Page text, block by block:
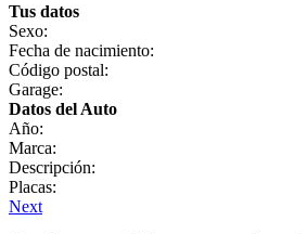
Tus datos
Sexo:
Fecha de nacimiento:
Código postal:
Garage:
Datos del Auto
Año:
Marca:
Descripción:
Placas:
Next